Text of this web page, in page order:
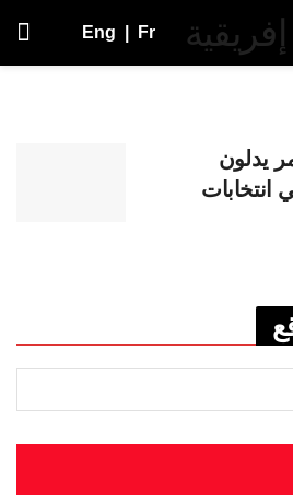
Eng Fr
يدلون
انتخابات